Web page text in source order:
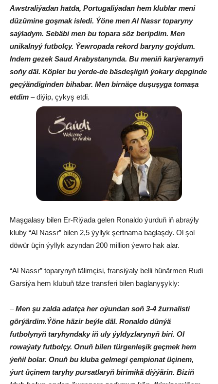
Awstraliýadan hatda, Portugaliýadan hem klublar meni
düzümine goşmak isledi. Ýöne men Al Nassr toparyny
saýladym. Sebäbi men bu topara söz beripdim. Men
unikalnyý futbolçy. Ýewropada rekord baryny goýdum.
Indem gezek Saud Arabystanynda. Bu meniň karýeramyň
soňy däl. Köpler bu ýerde-de bäsdeşligiň ýokary depginde
geçýändiginden bihabar. Men birnäçe duşuşyga tomaşa
etdim – diýip, çykyş etdi.
Maşgalasy bilen Er-Riýada gelen Ronaldo ýurduň iň abraýly
kluby “Al Nassr” bilen 2,5 ýyllyk şertnama baglaşdy. Ol şol
döwür üçin ýyllyk azyndan 200 million ýewro hak alar.
“Al Nassr” toparynyň tälimçisi, fransiýaly belli hünärmen Rudi
Garsiýa hem klubuň täze transferi bilen baglanyşykly:
–Men şu zalda adatça her oýundan soň 3-4 žurnalisti
görýärdim.Ýöne häzir beýle däl. Ronaldo dünýä
futbolynyň taryhyndaky iň uly ýyldyzlarynyň biri. Ol
rowaýaty futbolçy. Onuň bilen türgenleşik geçmek hem
ýeňil bolar. Onuň bu kluba gelmegi çempionat üçinem,
ýurt üçinem taryhy pursatlaryň birimikä diýýärin. Biziň